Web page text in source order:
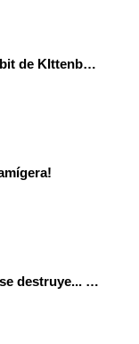
Utiliza la consola Meowbit de KIttenbot para jugar con tus programas MakeCode Arcade
La energía ni se crea ni se destruye... ¡se experimenta! El Tierno en la Feria Madrid es Ciencia 2026